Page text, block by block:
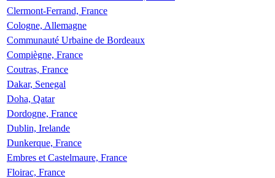
Clermont-Ferrand, France
Cologne, Allemagne
Communauté Urbaine de Bordeaux
Compiègne, France
Coutras, France
Dakar, Senegal
Doha, Qatar
Dordogne, France
Dublin, Irelande
Dunkerque, France
Embres et Castelmaure, France
Floirac, France